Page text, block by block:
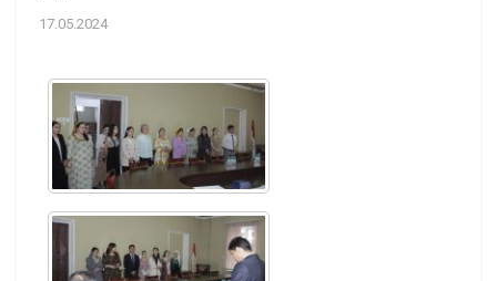
17.05.2024